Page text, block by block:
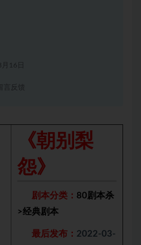
16日
反馈
《朝别梨
怨》
剧本分类： 80剧本杀
>经典剧本
最后发布： 2022-03-